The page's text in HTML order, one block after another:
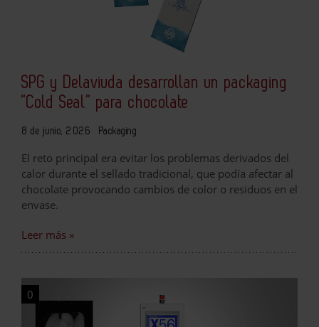
SPG y Delaviuda desarrollan un packaging
“Cold Seal” para chocolate
8 de junio, 2026 Packaging
El reto principal era evitar los problemas derivados del
calor durante el sellado tradicional, que podía afectar al
chocolate provocando cambios de color o residuos en el
envase.
Leer más »
0